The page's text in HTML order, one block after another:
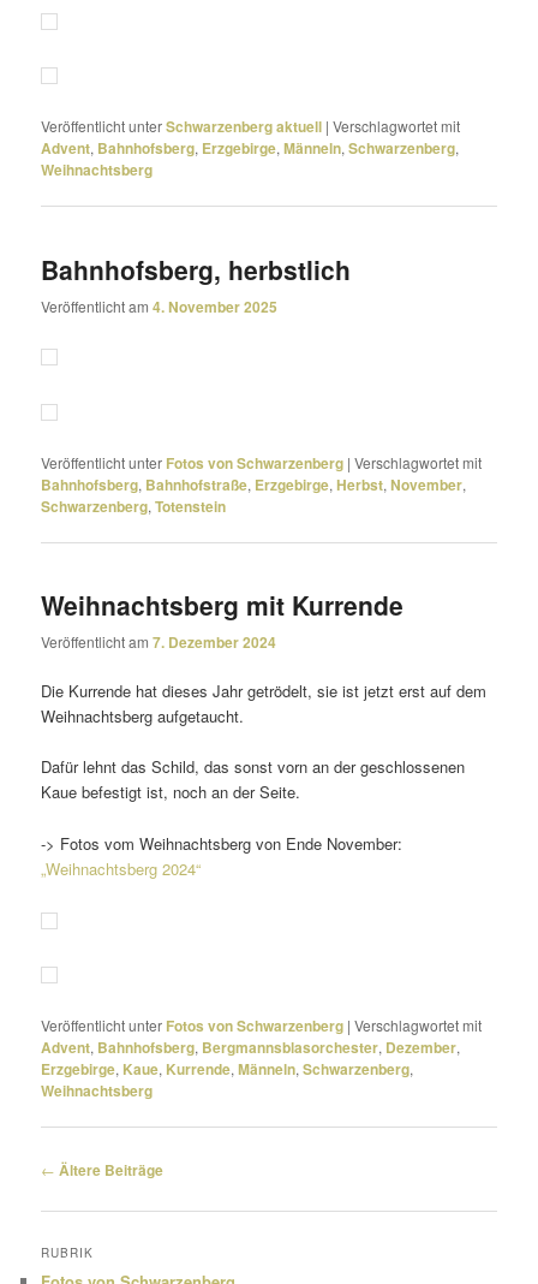
Veröffentlicht unterSchwarzenberg aktuell |Verschlagwortet mit
Advent, Bahnhofsberg, Erzgebirge,Männeln,Schwarzenberg,
Weihnachtsberg
Bahnhofsberg, herbstlich
Veröffentlicht am4. November 2025
Veröffentlicht unter Fotos von Schwarzenberg |Verschlagwortet mit
Bahnhofsberg, Bahnhofstraße, Erzgebirge,Herbst,November,
Schwarzenberg,Totenstein
Weihnachtsberg mit Kurrende
Veröffentlicht am7. Dezember 2024
Die Kurrende hat dieses Jahr getrö­delt, sie ist jetzt erst auf dem
Weihnachtsberg aufgetaucht.
Dafür lehnt das Schild, das sonst vorn an der geschlos­senen
Kaue befes­tigt ist, noch an der Seite.
-> Fotos vom Weihnachtsberg von Ende November:
„Weihnachtsberg 2024“
Veröffentlicht unter Fotos von Schwarzenberg |Verschlagwortet mit
Advent, Bahnhofsberg, Bergmannsblasorchester, Dezember,
Erzgebirge, Kaue, Kurrende,Männeln,Schwarzenberg,
Weihnachtsberg
Beitragsnavigation
← Ältere Beiträge
RUBRIK